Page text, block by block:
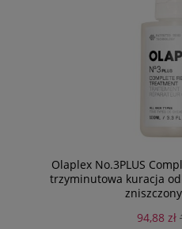
Olaplex No.3PLUS
trzyminutowa kuracja
94,88 zł